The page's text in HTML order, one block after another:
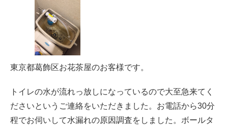
東京都葛飾区お花茶屋のお客様です。
トイレの水が流れっ放しになっているので大至急来てく
ださいというご連絡をいただきました。お電話から30分
程でお伺いして水漏れの原因調査をしました。ボールタ